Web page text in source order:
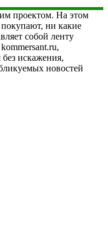
проектом. На этом
ни какие
собой ленту
искажения,
новостей